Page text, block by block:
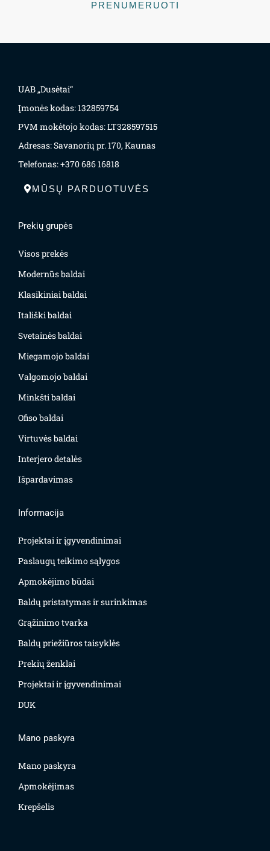
PRENUMERUOTI
UAB „Dusėtai“
Įmonės kodas: 132859754
PVM mokėtojo kodas: LT328597515
Adresas: Savanorių pr. 170, Kaunas
Telefonas: +370 686 16818
MŪSŲ PARDUOTUVĖS
Prekių grupės
Visos prekės
Modernūs baldai
Klasikiniai baldai
Itališki baldai
Svetainės baldai
Miegamojo baldai
Valgomojo baldai
Minkšti baldai
Ofiso baldai
Virtuvės baldai
Interjero detalės
Išpardavimas
Informacija
Projektai ir įgyvendinimai
Paslaugų teikimo sąlygos
Apmokėjimo būdai
Baldų pristatymas ir surinkimas
Grąžinimo tvarka
Baldų priežiūros taisyklės
Prekių ženklai
Projektai ir įgyvendinimai
DUK
Mano paskyra
Mano paskyra
Apmokėjimas
Krepšelis